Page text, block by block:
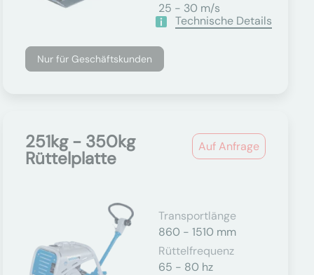
25 - 30 m/s
Technische Details
Nur für Geschäftskunden
Auf Anfrage
251kg - 350kg
Rüttelplatte
Transportlänge
860 - 1510 mm
Rüttelfrequenz
65 - 80 hz